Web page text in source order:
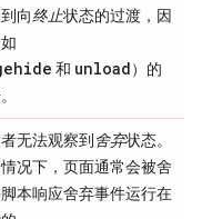
向终止状态的过渡，因
和 unload）的
无法观察到舍弃状态。
况下，页面通常会被舍
本响应舍弃事件运行在